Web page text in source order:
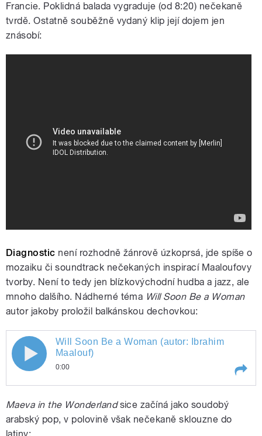
Francie. Poklidná balada vygraduje (od 8:20) nečekaně
tvrdě. Ostatně souběžně vydaný klip její dojem jen
znásobí:
Diagnostic není rozhodně žánrově úzkoprsá, jde spíše o
mozaiku či soundtrack nečekaných inspirací Maaloufovy
tvorby. Není to tedy jen blízkovýchodní hudba a jazz, ale
mnoho dalšího. Nádherné téma Will Soon Be a Woman
autor jakoby proložil balkánskou dechovkou:
Will Soon Be a Woman (autor: Ibrahim
Maalouf)
Will Soon Be a Woman (autor: Ibrahim
Maalouf)
0:00
Maalouf)
Maeva in the Wonderlandsice začíná jako soudobý
arabský pop, v polovině však nečekaně sklouzne do